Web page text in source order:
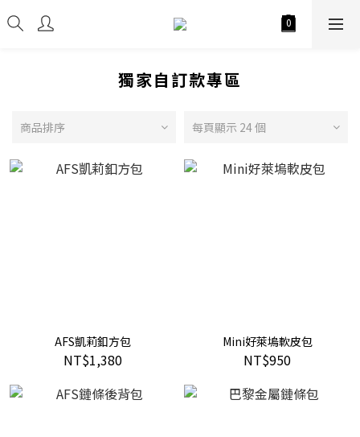
獨家自訂款專區
商品排序 每頁顯示 24 個
AFS凱莉釦方包
NT$1,380
Mini好萊塢軟皮包
NT$950